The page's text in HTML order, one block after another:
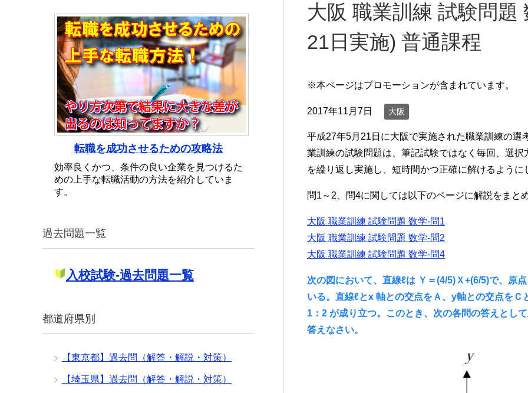
大阪 職業訓練 試験問題
21日実施) 普通課程
※本ページはプロモーションが含まれています。
2017年11月7日 大阪
平成27年5月21日に大阪で実施された職業訓練の
業訓練の試験問題は、筆記試験ではなく毎回、選
を繰り返し実施し、短時間かつ正確に解けるように
問1～2、問4に関しては以下のページに解説をまと
大阪 職業訓練 試験問題 数学-問1
大阪 職業訓練 試験問題 数学-問2
大阪 職業訓練 試験問題 数学-問4
次の図において、直線ℓは Ｙ＝(4/5)Ｘ+(6/5)で、原
いる。直線ℓとx 軸との交点をＡ、y軸との交点を
1：2 が成り立つ。このとき、次の各問の答えとし
答えなさい。
転職を成功させるための攻略法
効率良くかつ、条件の良い企業を見つけるた
めの上手な転職活動の方法を紹介していま
す。
過去問題一覧
入校試験-過去問題一覧
都道府県別
【東京都】過去問（解答・解説・対策）
【埼玉県】過去問（解答・解説・対策）